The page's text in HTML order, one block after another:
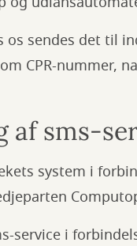
sendes det til
CPR-nummer,
af sms-
system i
service i